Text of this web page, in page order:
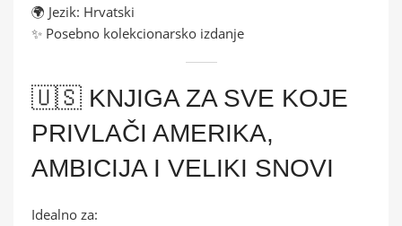
🌍 Jezik: Hrvatski
✨ Posebno kolekcionarsko izdanje
🇺🇸 KNJIGA ZA SVE KOJE
PRIVLAČI AMERIKA,
AMBICIJA I VELIKI SNOVI
Idealno za: